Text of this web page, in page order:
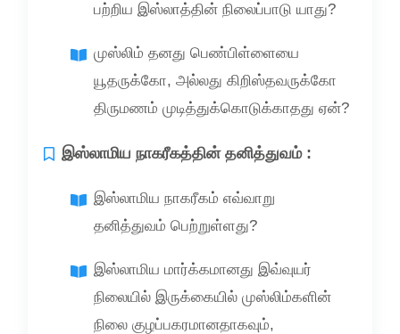
பற்றிய இஸ்லாத்தின் நிலைப்பாடு யாது?
முஸ்லிம் தனது பெண்பிள்ளையை
யூதருக்கோ, அல்லது கிறிஸ்தவருக்கோ
திருமணம் முடித்துக்கொடுக்காதது ஏன்?
இஸ்லாமிய நாகரீகத்தின் தனித்துவம் :
இஸ்லாமிய நாகரீகம் எவ்வாறு
தனித்துவம் பெற்றுள்ளது?
இஸ்லாமிய மார்க்கமானது இவ்வுயர்
நிலையில் இருக்கையில் முஸ்லிம்களின்
நிலை குழப்பகரமானதாகவும்,